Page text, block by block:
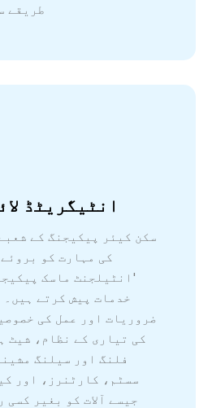
طریقے
انٹیگریٹڈ
سکن کیئر پیکیجنگ کے
کی مہارت کو بروئے
'انٹیلجنٹ ماسک
خدمات پیش کرتے ہیں۔
ضروریات اور عمل کی
کی تیاری کے نظام، شیٹ
فلنگ اور سیلنگ
سسٹم، کارٹنرز، اور
جیسے آلات کو بغیر کسی